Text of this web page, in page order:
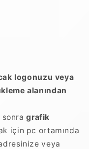
logonuzu veya
alanından
sonragrafik
için pc ortamında
veya